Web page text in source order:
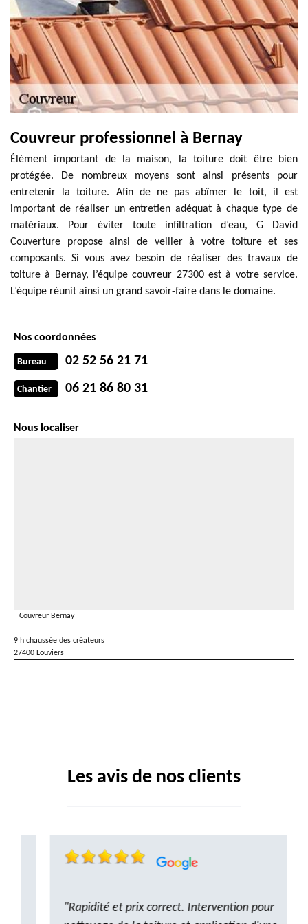
Couvreur professionnel à Bernay
Élément important de la maison, la toiture doit être bien
protégée. De nombreux moyens sont ainsi présents pour
entretenir la toiture. Afin de ne pas abîmer le toit, il est
important de réaliser un entretien adéquat à chaque type de
matériaux. Pour éviter toute infiltration d’eau, G David
Couverture propose ainsi de veiller à votre toiture et ses
composants. Si vous avez besoin de réaliser des travaux de
toiture à Bernay, l’équipe couvreur 27300 est à votre service.
L’équipe réunit ainsi un grand savoir-faire dans le domaine.
Nos coordonnées
Bureau 02 52 56 21 71
Chantier 06 21 86 80 31
Nous localiser
Couvreur Bernay
9 h chaussée des créateurs
27400 Louviers
Les avis de nos clients
"Rapidité et prix correct. Intervention pour